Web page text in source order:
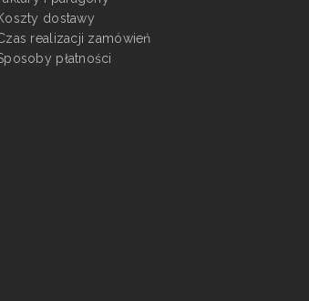
dostawy
realizacji zamówień
płatności